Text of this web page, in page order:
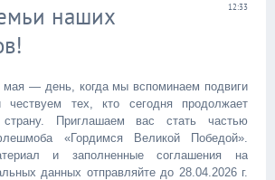
12:33
наших
— день, когда мы вспоминаем подвиги
тех, кто сегодня продолжает
Приглашаем вас стать частью
«Гордимся Великой Победой».
и заполненные соглашения на
данных отправляйте до 28.04.2026 г.